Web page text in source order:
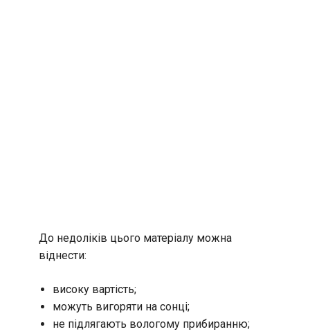
До недоліків цього матеріалу можна
віднести:
високу вартість;
можуть вигоряти на сонці;
не підлягають вологому прибиранню;